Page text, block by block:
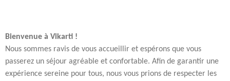
Bienvenue à Vikarti !
Nous sommes ravis de vous accueillir et espérons que vous
passerez un séjour agréable et confortable. Afin de garantir une
expérience sereine pour tous, nous vous prions de respecter les